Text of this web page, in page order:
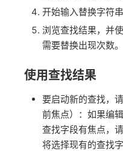
开始输入替换字符串
浏览查找结果，并
需要替换出现次数。
使用查找结果
要启动新的查找，
前焦点）：如果编
查找字段有焦点，
将选择现有的查找